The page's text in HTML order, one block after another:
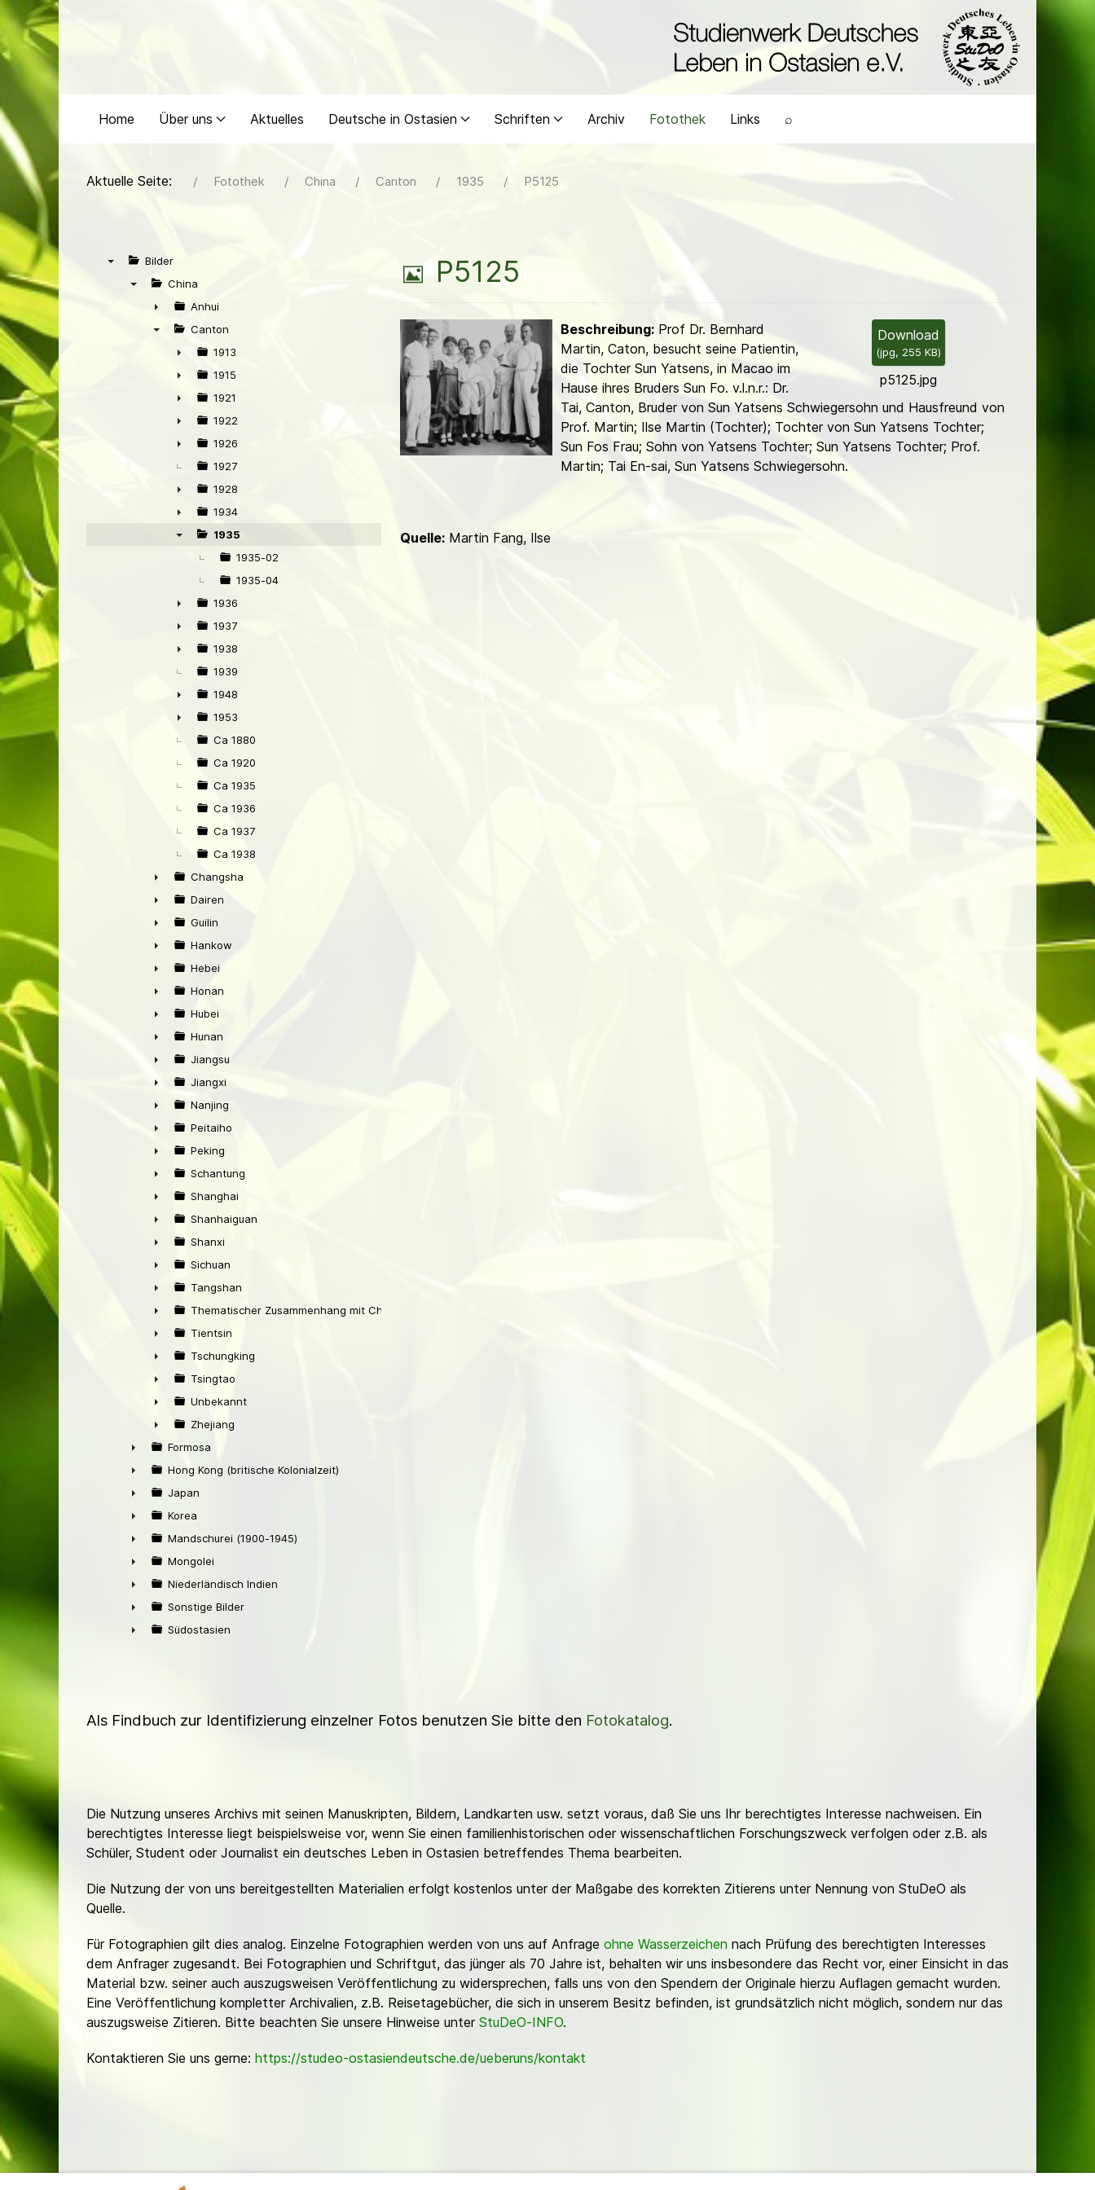
Home Über uns Aktuelles Deutsche in Ostasien Schriften Archiv Fotothek Links ⌕
Aktuelle Seite: Fotothek China Canton 1935 P5125
Bilder
China
►
Anhui
Canton
►
1913
►
1915
►
1921
►
1922
►
1926
1927
►
1928
►
1934
1935
1935-02
1935-04
►
1936
►
1937
►
1938
1939
►
1948
►
1953
Ca 1880
Ca 1920
Ca 1935
Ca 1936
Ca 1937
Ca 1938
►
Changsha
►
Dairen
►
Guilin
►
Hankow
►
Hebei
►
Honan
►
Hubei
►
Hunan
►
Jiangsu
►
Jiangxi
►
Nanjing
►
Peitaiho
►
Peking
►
Schantung
►
Shanghai
►
Shanhaiguan
►
Shanxi
►
Sichuan
►
Tangshan
►
Thematischer Zusammenhang mit China
►
Tientsin
►
Tschungking
►
Tsingtao
►
Unbekannt
►
Zhejiang
►
Formosa
►
Hong Kong (britische Kolonialzeit)
►
Japan
►
Korea
►
Mandschurei (1900-1945)
►
Mongolei
►
Niederländisch Indien
►
Sonstige Bilder
Südostasien
B
l
d
P5125
Download
(jpg, 255 KB)
p5125.jpg
Beschreibung:Prof Dr. Bernhard
Martin, Caton, besucht seine Patientin,
die Tochter Sun Yatsens, in Macao im
Hause ihres Bruders Sun Fo. v.l.n.r.: Dr.
Tai, Canton, Bruder von Sun Yatsens Schwiegersohn und Hausfreund von
Prof. Martin; Ilse Martin (Tochter); Tochter von Sun Yatsens Tochter;
Sun Fos Frau; Sohn von Yatsens Tochter; Sun Yatsens Tochter; Prof.
Martin; Tai En-sai, Sun Yatsens Schwiegersohn.
Quelle:Martin Fang, Ilse
Als Findbuch zur Identifizierung einzelner Fotos benutzen Sie bitte den Fotokatalog.
Die Nutzung unseres Archivs mit seinen Manuskripten, Bildern, Landkarten usw. setzt voraus, daß Sie uns Ihr berechtigtes Interesse nachweisen. Ein
berechtigtes Interesse liegt beispielsweise vor, wenn Sie einen familienhistorischen oder wissenschaftlichen Forschungszweck verfolgen oder z.B. als
Schüler, Student oder Journalist ein deutsches Leben in Ostasien betreffendes Thema bearbeiten.
Die Nutzung der von uns bereitgestellten Materialien erfolgt kostenlos unter der Maßgabe des korrekten Zitierens unter Nennung von StuDeO als
Quelle.
Für Fotographien gilt dies analog. Einzelne Fotographien werden von uns auf Anfrage ohne Wasserzeichen nach Prüfung des berechtigten Interesses
dem Anfrager zugesandt. Bei Fotographien und Schriftgut, das jünger als 70 Jahre ist, behalten wir uns insbesondere das Recht vor, einer Einsicht in das
Material bzw. seiner auch auszugsweisen Veröffentlichung zu widersprechen, falls uns von den Spendern der Originale hierzu Auflagen gemacht wurden.
Eine Veröffentlichung kompletter Archivalien, z.B. Reisetagebücher, die sich in unserem Besitz befinden, ist grundsätzlich nicht möglich, sondern nur das
auszugsweise Zitieren. Bitte beachten Sie unsere Hinweise unter StuDeO-INFO.
Kontaktieren Sie uns gerne: https://studeo-ostasiendeutsche.de/ueberuns/kontakt